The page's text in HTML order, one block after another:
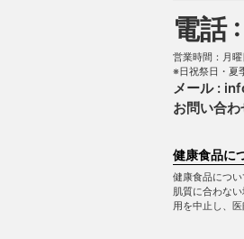
電話
営業時間：月
※日祝祭日・夏
メール :
お問い合
健康食品に
健康食品につ
肌質に合わな
用を中止し、医